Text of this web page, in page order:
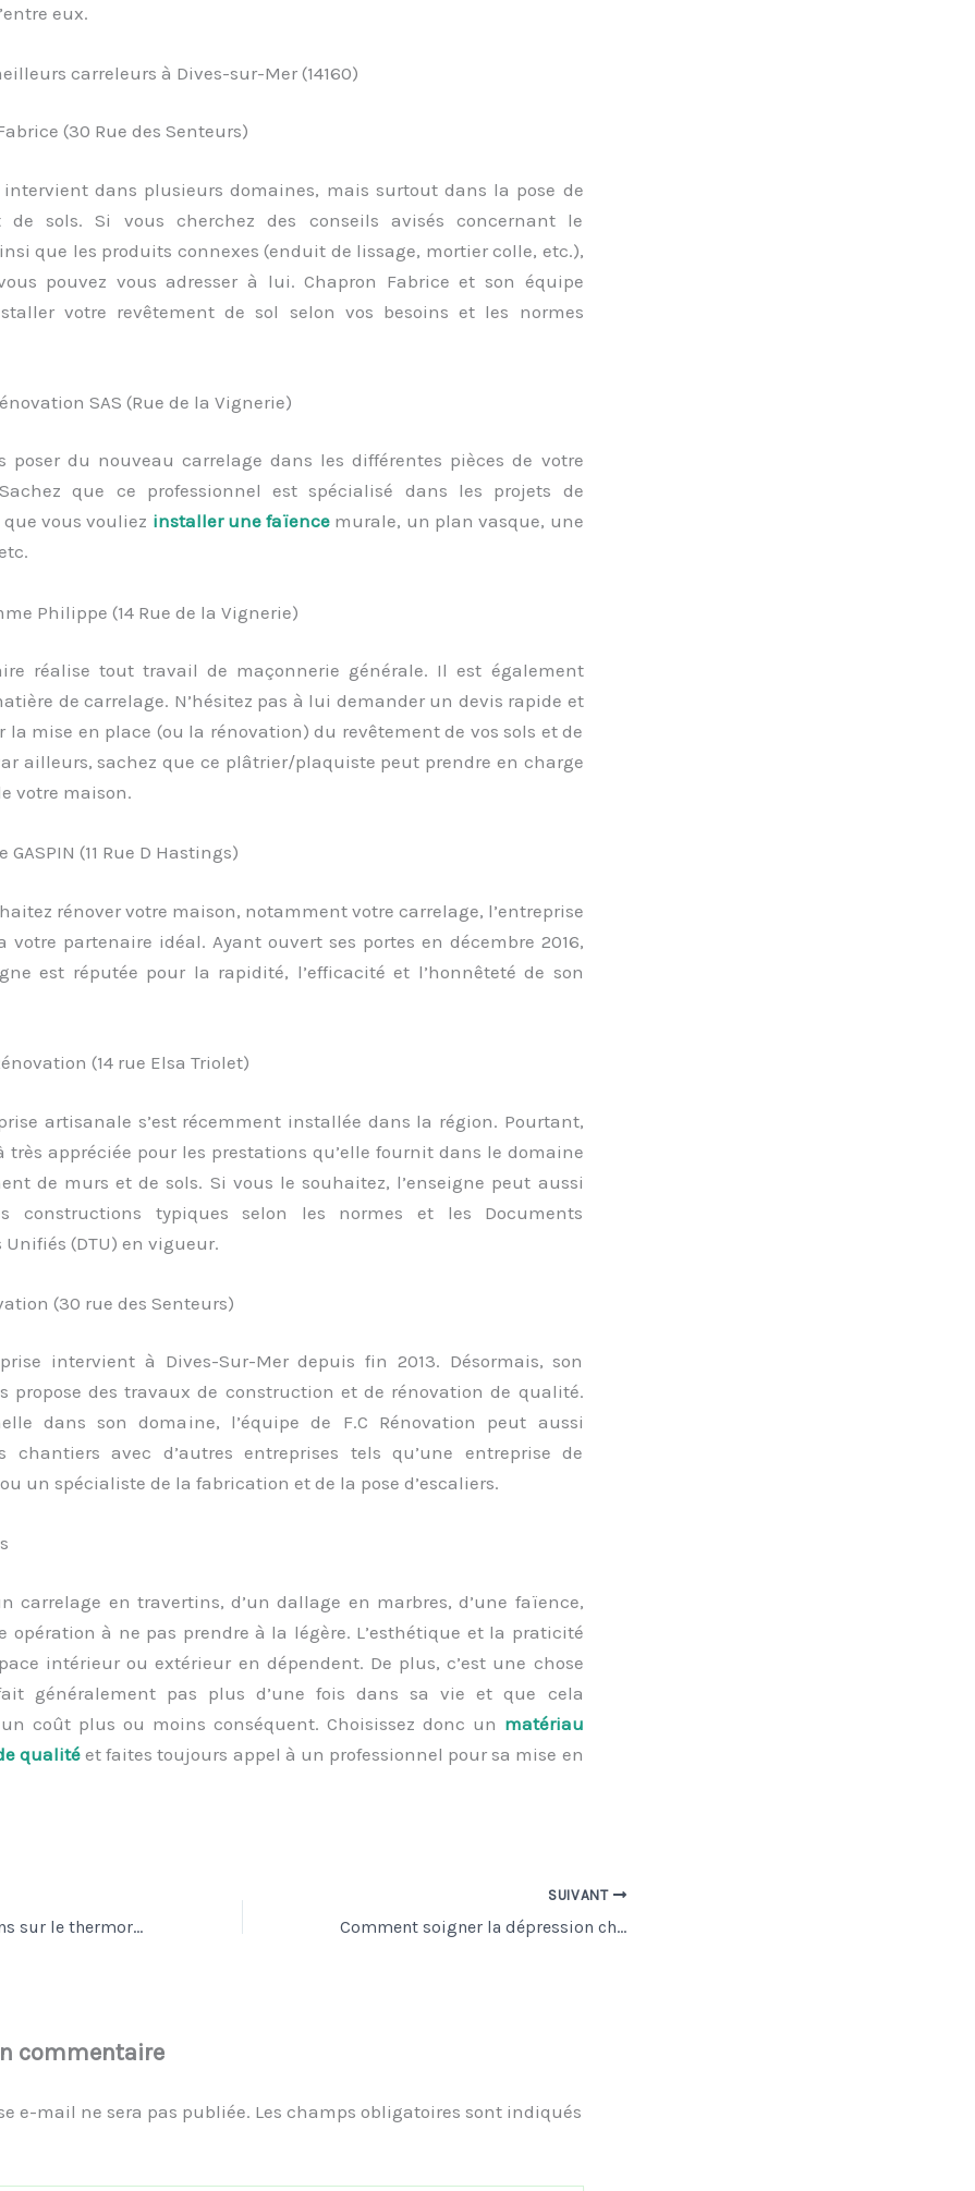
eux.
carreleurs à Dives-sur-Mer (14160)
(30 Rue des Senteurs)
dans plusieurs domaines, mais surtout dans la pose de
de sols. Si vous cherchez des conseils avisés concernant le
que les produits connexes (enduit de lissage, mortier colle, etc.),
pouvez vous adresser à lui. Chapron Fabrice et son équipe
votre revêtement de sol selon vos besoins et les normes
SAS (Rue de la Vignerie)
poser du nouveau carrelage dans les différentes pièces de votre
que ce professionnel est spécialisé dans les projets de
vous vouliez installer une faïence murale, un plan vasque, une
Philippe (14 Rue de la Vignerie)
réalise tout travail de maçonnerie générale. Il est également
de carrelage. N’hésitez pas à lui demander un devis rapide et
la mise en place (ou la rénovation) du revêtement de vos sols et de
ailleurs, sachez que ce plâtrier/plaquiste peut prendre en charge
votre maison.
GASPIN (11 Rue D Hastings)
rénover votre maison, notamment votre carrelage, l’entreprise
votre partenaire idéal. Ayant ouvert ses portes en décembre 2016,
est réputée pour la rapidité, l’efficacité et l’honnêteté de son
(14 rue Elsa Triolet)
artisanale s’est récemment installée dans la région. Pourtant,
très appréciée pour les prestations qu’elle fournit dans le domaine
de murs et de sols. Si vous le souhaitez, l’enseigne peut aussi
constructions typiques selon les normes et les Documents
(DTU) en vigueur.
(30 rue des Senteurs)
intervient à Dives-Sur-Mer depuis fin 2013. Désormais, son
propose des travaux de construction et de rénovation de qualité.
dans son domaine, l’équipe de F.C Rénovation peut aussi
chantiers avec d’autres entreprises tels qu’une entreprise de
un spécialiste de la fabrication et de la pose d’escaliers.
carrelage en travertins, d’un dallage en marbres, d’une faïence,
opération à ne pas prendre à la légère. L’esthétique et la praticité
intérieur ou extérieur en dépendent. De plus, c’est une chose
généralement pas plus d’une fois dans sa vie et que cela
coût plus ou moins conséquent. Choisissez donc un matériau
qualitéet faites toujours appel à un professionnel pour sa mise en
Foire aux questions sur le thermorapiéçage
SUIVANT
Comment soigner la dépression chez le chien ?
commentaire
e-mail ne sera pas publiée. Les champs obligatoires sont indiqués